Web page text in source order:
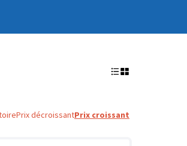
Prix décroissantPrix croissant